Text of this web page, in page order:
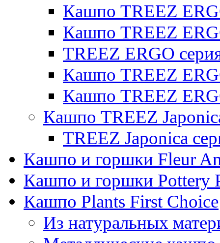
Кашпо TREEZ
Кашпо TREEZ
TREEZ ERGO
Кашпо TREEZ
Кашпо TREEZ
Кашпо TREEZ
TREEZ Japonica
Кашпо и горшки Fleur
Кашпо и горшки Pottery
Кашпо Plants First Choice
Из натуральных